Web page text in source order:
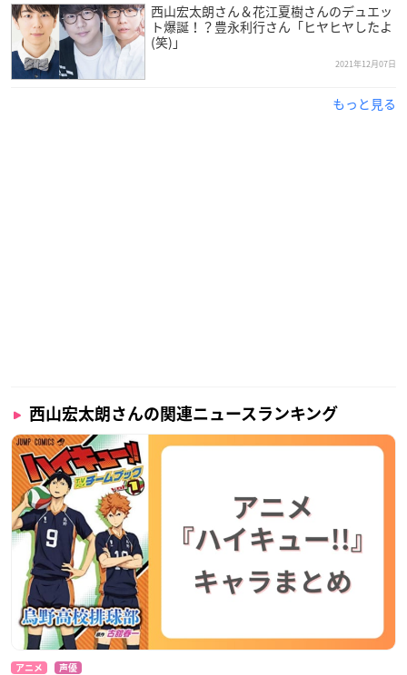
西山宏太朗さん＆花江夏樹さんのデュエッ
ト爆誕！？豊永利行さん「ヒヤヒヤしたよ
(笑)」
2021年12月07日
もっと見る
西山宏太朗さんの関連ニュースランキング
アニメ 声優